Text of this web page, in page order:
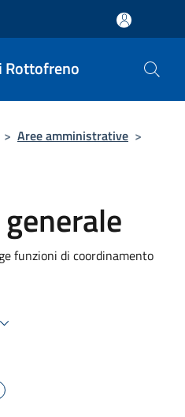
Rottofreno
> Aree amministrative >
funzioni di coordinamento